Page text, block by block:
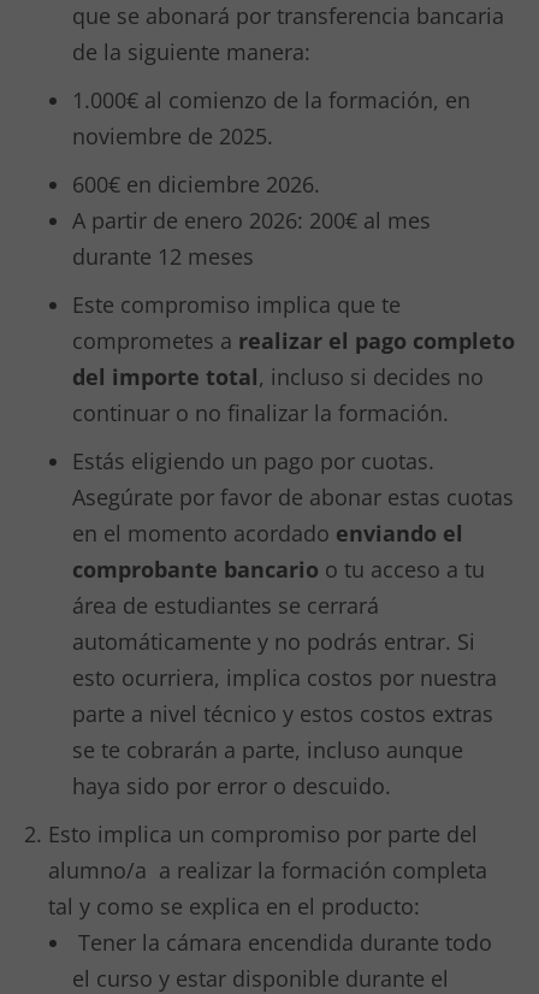
que se abonará por transferencia bancaria
de la siguiente manera:
1.000€ al comienzo de la formación, en
noviembre de 2025.
600€ en diciembre 2026.
A partir de enero 2026: 200€ al mes
durante 12 meses
Este compromiso implica que te
comprometes a realizar el pago completo
del importe total, incluso si decides no
continuar o no finalizar la formación.
Estás eligiendo un pago por cuotas.
Asegúrate por favor de abonar estas cuotas
en el momento acordado enviando el
comprobante bancario o tu acceso a tu
área de estudiantes se cerrará
automáticamente y no podrás entrar. Si
esto ocurriera, implica costos por nuestra
parte a nivel técnico y estos costos extras
se te cobrarán a parte, incluso aunque
haya sido por error o descuido.
Esto implica un compromiso por parte del
alumno/a a realizar la formación completa
tal y como se explica en el producto:
Tener la cámara encendida durante todo
el curso y estar disponible durante el